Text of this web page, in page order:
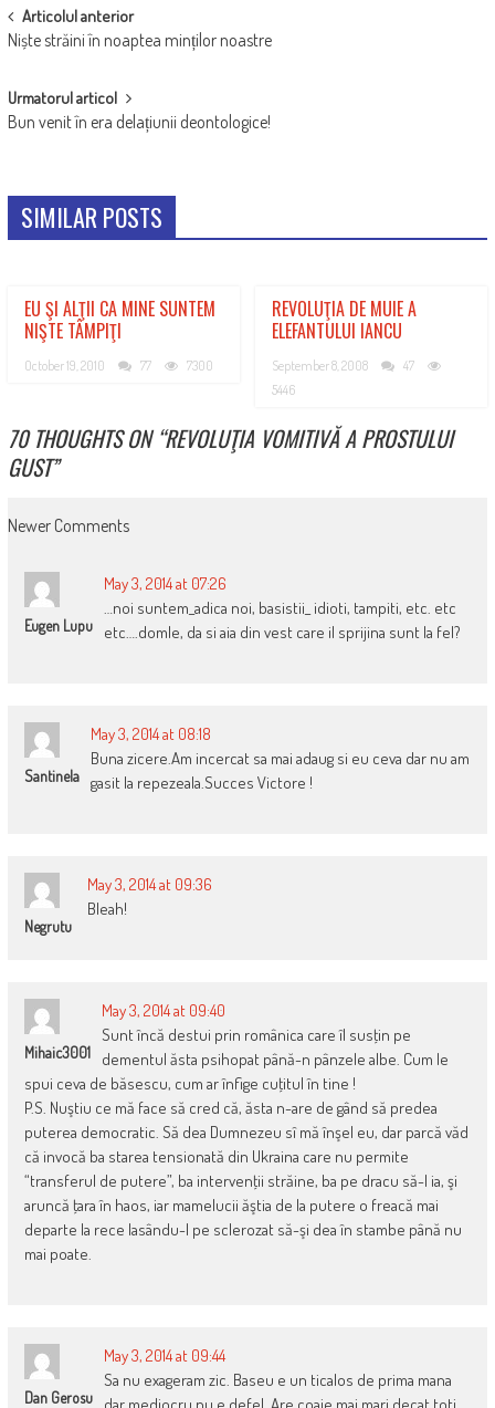
POST
NAVIGATION
Articolul anterior
Niște străini în noaptea minților noastre
Urmatorul articol
Bun venit în era delațiunii deontologice!
SIMILAR POSTS
EU ŞI ALŢII CA MINE SUNTEM
NIŞTE TÂMPIŢI
October 19, 2010 77 7300
REVOLUŢIA DE MUIE A
ELEFANTULUI IANCU
September 8, 2008
47
5446
70 THOUGHTS ON “REVOLUŢIA VOMITIVĂ A PROSTULUI
GUST”
COMMENT
NAVIGATION
Newer Comments
Eugen Lupu
May 3, 2014 at 07:26
…noi suntem_adica noi, basistii_ idioti, tampiti, etc. etc
etc….domle, da si aia din vest care il sprijina sunt la fel?
Santinela
May 3, 2014 at 08:18
Buna zicere.Am incercat sa mai adaug si eu ceva dar nu am
gasit la repezeala.Succes Victore !
Negrutu
May 3, 2014 at 09:36
Bleah!
Mihaic3001
May 3, 2014 at 09:40
Sunt încă destui prin românica care îl susţin pe
dementul ăsta psihopat până-n pânzele albe. Cum le
spui ceva de băsescu, cum ar înfige cuţitul în tine !
P.S. Nuştiu ce mă face să cred că, ăsta n-are de gând să predea
puterea democratic. Să dea Dumnezeu sî mă înşel eu, dar parcă văd
că invocă ba starea tensionată din Ukraina care nu permite
“transferul de putere”, ba intervenţii străine, ba pe dracu să-l ia, şi
aruncă ţara în haos, iar mamelucii ăştia de la putere o freacă mai
departe la rece lasându-l pe sclerozat să-şi dea în stambe până nu
mai poate.
Dan Gerosu
May 3, 2014 at 09:44
Sa nu exageram zic. Baseu e un ticalos de prima mana